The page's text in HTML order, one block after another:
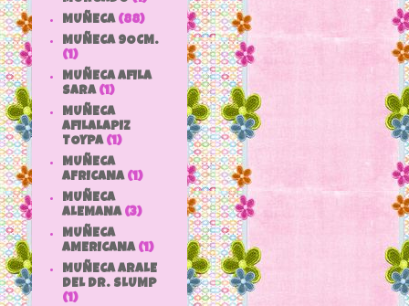
MUÑECA (88)
MUÑECA 9OCM.
(1)
MUÑECA AFILA
SARA (1)
MUÑECA
AFILALAPIZ
TOYPA (1)
MUÑECA
AFRICANA (1)
MUÑECA
ALEMANA (3)
MUÑECA
AMERICANA (1)
MUÑECA ARALE
DEL DR. SLUMP
(1)